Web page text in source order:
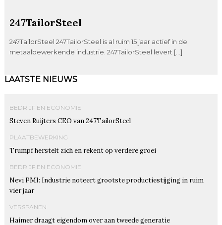
247TailorSteel
247TailorSteel 247TailorSteel is al ruim 15 jaar actief in de
metaalbewerkende industrie. 247TailorSteel levert […]
LAATSTE NIEUWS
BEDRIJF EN ECONOMIE
Steven Ruijters CEO van 247TailorSteel
PLAATBEWERKING
Trumpf herstelt zich en rekent op verdere groei
BEDRIJF EN ECONOMIE
Nevi PMI: Industrie noteert grootste productiestijging in ruim
vier jaar
VERSPANEN
Haimer draagt eigendom over aan tweede generatie